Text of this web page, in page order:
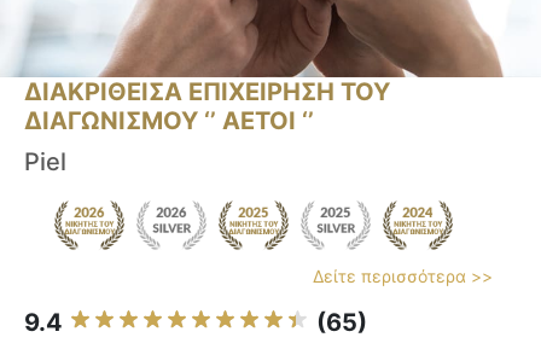
ΔΙΑΚΡΙΘΕΙΣΑ ΕΠΙΧΕΙΡΗΣΗ ΤΟΥ
ΔΙΑΓΩΝΙΣΜΟΥ ‘’ ΑΕΤΟΙ ‘’
Piel
Δείτε περισσότερα >>
9.4 (65)